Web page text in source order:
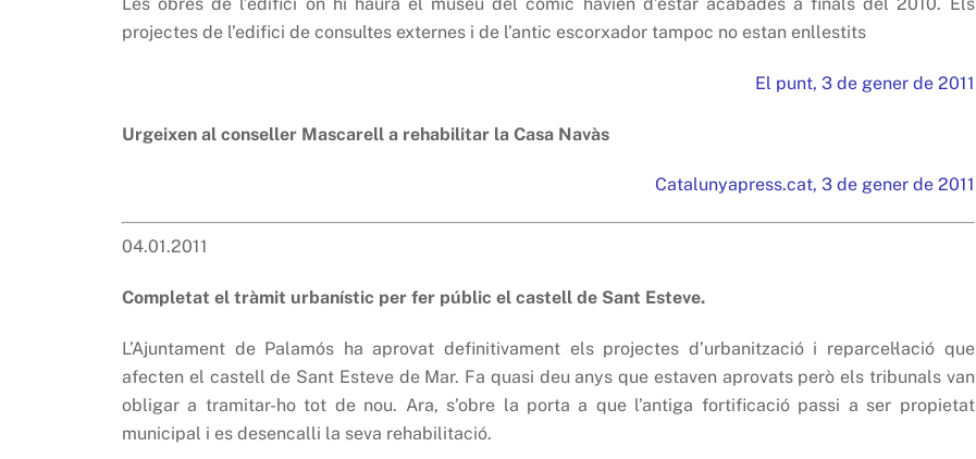
projectes de l’edifici de consultes externes i de l’antic escorxador tampoc no estan enllestits
El punt, 3 de gener de 2011
Urgeixen al conseller Mascarell a rehabilitar la Casa Navàs
Catalunyapress.cat, 3 de gener de 2011
04.01.2011
Completat el tràmit urbanístic per fer públic el castell de Sant Esteve.
L’Ajuntament de Palamós ha aprovat definitivament els projectes d’urbanització i reparcel·lació que
afecten el castell de Sant Esteve de Mar. Fa quasi deu anys que estaven aprovats però els tribunals van
obligar a tramitar-ho tot de nou. Ara, s’obre la porta a que l’antiga fortificació passi a ser propietat
municipal i es desencalli la seva rehabilitació.